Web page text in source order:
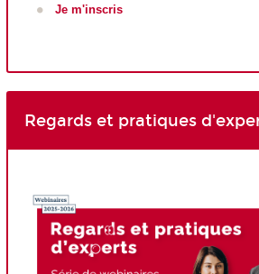
Je m'inscris
Regards et pratiques